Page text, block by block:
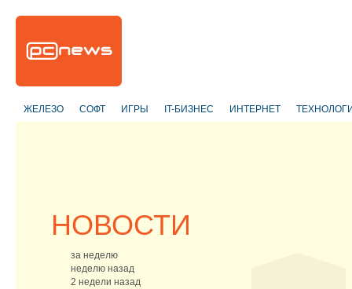
ЖЕЛЕЗО СОФТ ИГРЫ IT-БИЗНЕС ИНТЕРНЕТ
НОВОСТИ
за неделю
неделю назад
2 недели назад